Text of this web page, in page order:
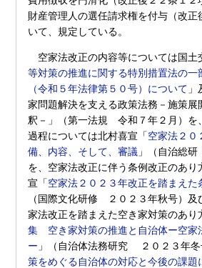
財産管理人の選任請求権を付与（改正
いて、規定している。
空家法改正の内容等については国土
等対策の推進に関する特別措置法の一
（令和５年法律第５０号）について
家問題解決を支える政策法務－施策展
釈－」（第一法規 令和７年２月）を
過程については北村喜宣「空家法２０
備、内容、そして、審議 」（自治総研
を、空家法改正に伴う条例改正のあり
宣「空家法２０２３年改正を踏まえた
（国際文化研修 ２０２３年秋号）
家法改正を踏まえた空き家対策のあり
集 空き家対策の推進と自治体ー空家
ー 」（自治体法務研究 ２０２３年冬
策をめぐる自治体の対応と今後の課題